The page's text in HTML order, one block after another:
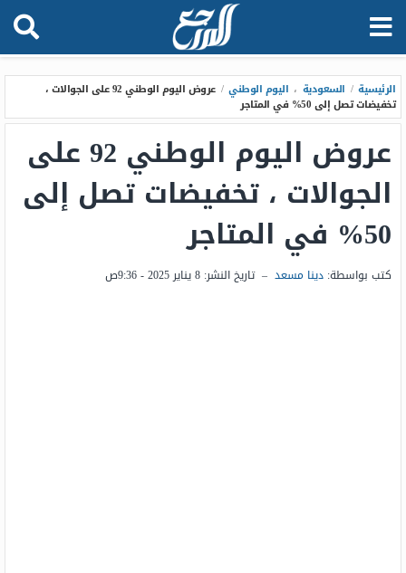
الرئيسية / السعودية ، اليوم الوطني /
عروض اليوم الوطني 92 على الجوالات ،
تخفيضات تصل إلى 50% في المتاجر
عروض اليوم الوطني 92 على
الجوالات ، تخفيضات تصل إلى
50% في المتاجر
كتب بواسطة: دينا مسعد – تاريخ النشر: 8 يناير 2025 - 9:36ص